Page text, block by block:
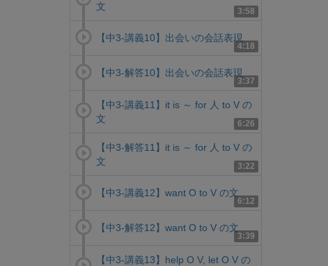
3:58
文
4:18
【中3-講義10】出会いの会話表現
3:37
【中3-解答10】出会いの会話表現
6:26
【中3-講義11】it is ～ for 人 to V の
文
3:22
【中3-解答11】it is ～ for 人 to V の
文
6:12
【中3-講義12】want O to V の文
3:39
【中3-解答12】want O to V の文
【中3-講義13】help O V, let O V の